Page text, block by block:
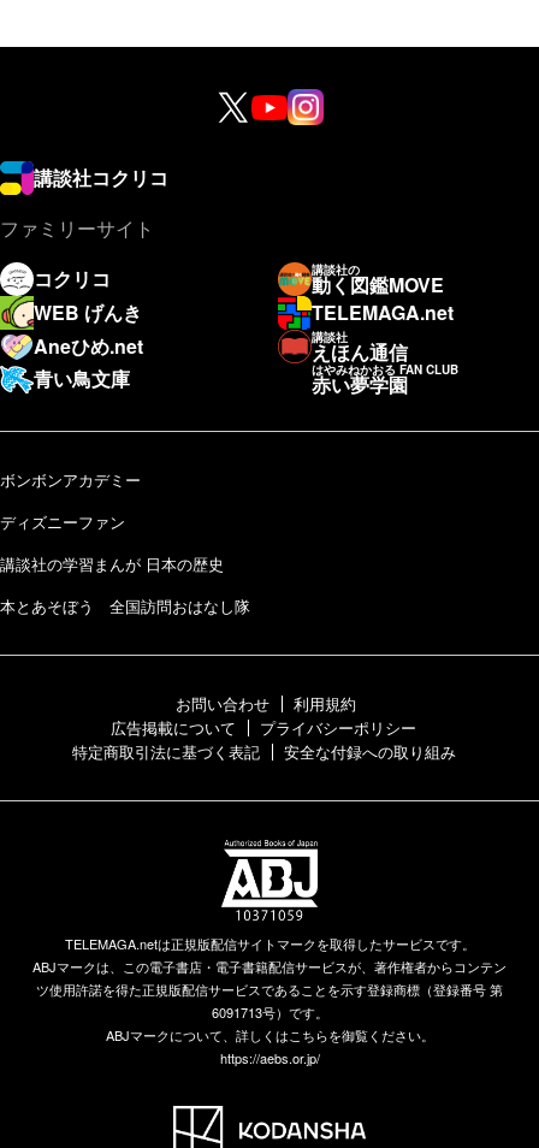
講談社コクリコ
ファミリーサイト
コクリコ
講談社の
動く図鑑MOVE
WEB げんき
TELEMAGA.net
Aneひめ.net
講談社
えほん通信
青い鳥文庫
はやみねかおる FAN CLUB
赤い夢学園
ボンボンアカデミー
ディズニーファン
講談社の学習まんが 日本の歴史
本とあそぼう 全国訪問おはなし隊
お問い合わせ
利用規約
広告掲載について
プライバシーポリシー
特定商取引法に基づく表記
安全な付録への取り組み
TELEMAGA.netは正規版配信サイトマークを取得したサービスです。
ABJマークは、この電子書店・電子書籍配信サービスが、著作権者からコンテン
ツ使用許諾を得た正規版配信サービスであることを示す登録商標（登録番号 第
6091713号）です。
ABJマークについて、詳しくはこちらを御覧ください。
https://aebs.or.jp/